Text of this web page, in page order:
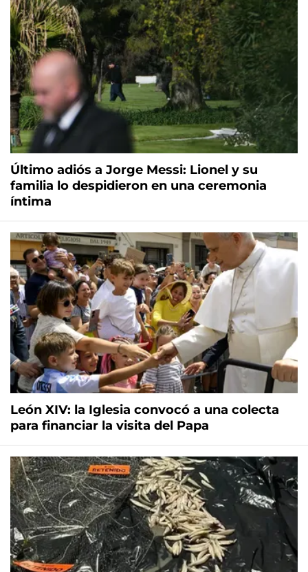
Último adiós a Jorge Messi: Lionel y su
familia lo despidieron en una ceremonia
íntima
León XIV: la Iglesia convocó a una colecta
para financiar la visita del Papa